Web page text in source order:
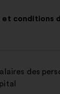
et conditions
des